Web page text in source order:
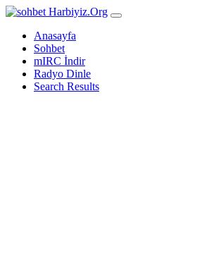
Harbiyiz.Org
Anasayfa
Sohbet
mIRC İndir
Radyo Dinle
Search Results